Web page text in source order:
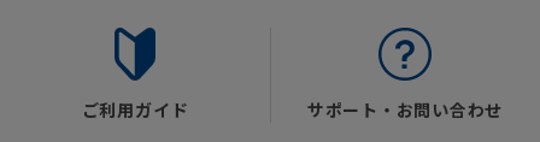
ご利用ガイド サポート・お問い合わせ